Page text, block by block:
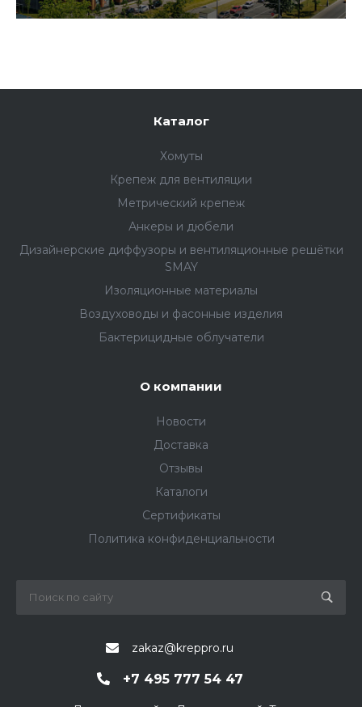
Каталог
Хомуты
Крепеж для вентиляции
Метрический крепеж
Анкеры и дюбели
Дизайнерские диффузоры и вентиляционные решётки
SMAY
Изоляционные материалы
Воздуховоды и фасонные изделия
Бактерицидные облучатели
О компании
Новости
Доставка
Отзывы
Каталоги
Сертификаты
Политика конфиденциальности
zakaz@kreppro.ru
+7 495 777 54 47